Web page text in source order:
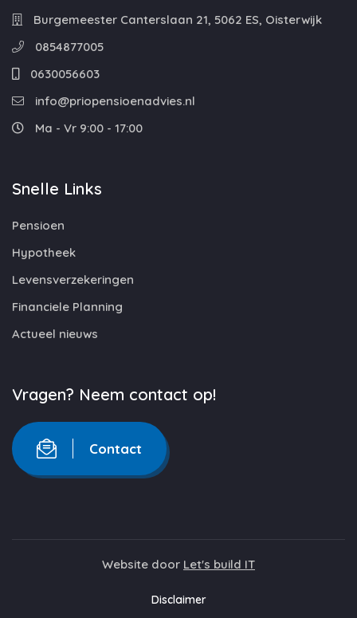
Burgemeester Canterslaan 21, 5062 ES, Oisterwijk
0854877005
0630056603
info@priopensioenadvies.nl
Ma - Vr 9:00 - 17:00
Snelle Links
Pensioen
Hypotheek
Levensverzekeringen
Financiele Planning
Actueel nieuws
Vragen? Neem contact op!
Contact
Website door Let's build IT
Disclaimer